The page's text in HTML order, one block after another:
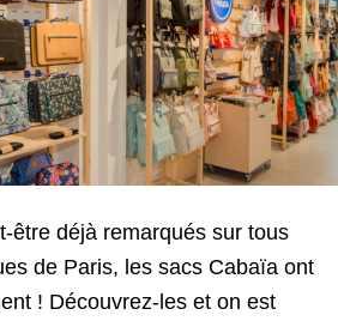
être déjà remarqués sur tous
de Paris, les sacs Cabaïa ont
! Découvrez-les et on est